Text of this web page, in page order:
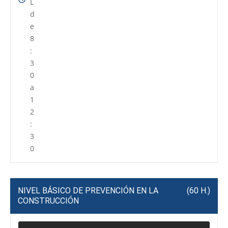
d
e
8
:
3
0
a
1
2
:
3
0
NIVEL BÁSICO DE PREVENCIÓN EN LA
CONSTRUCCIÓN
(60 H.)